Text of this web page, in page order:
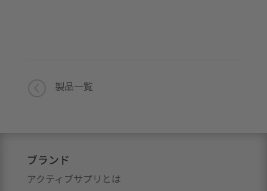
製品一覧
ブランド
アクティブサプリとは